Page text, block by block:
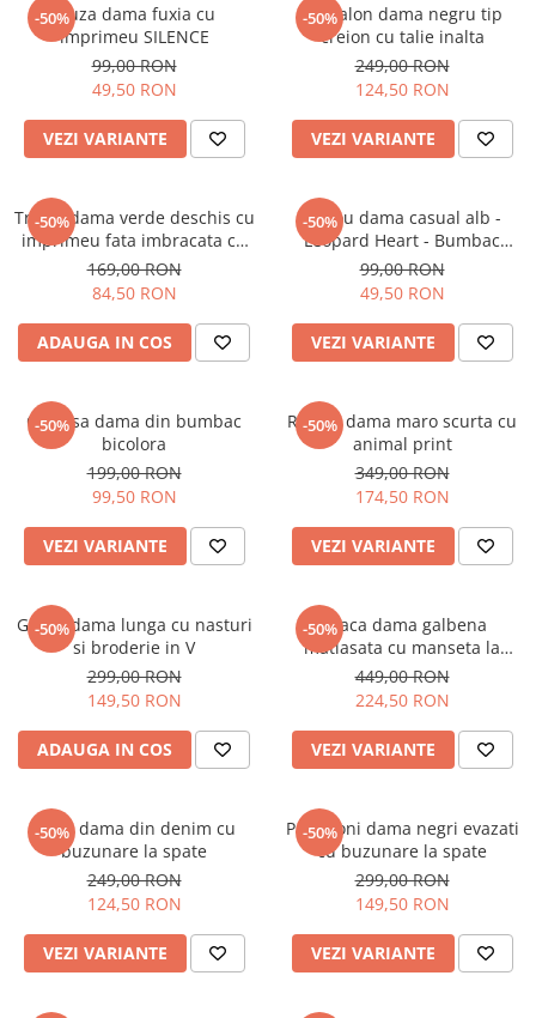
-50%Bluza dama fuxia cu
imprimeu SILENCE
99,00 RON
49,50 RON
VEZI VARIANTE
-50%
Pantalon dama negru tip
creion cu talie inalta
249,00 RON
124,50 RON
VEZI VARIANTE
-50%
Tricou dama verde deschis cu
imprimeu fata imbracata cu
alb si inghetata in mana
169,00 RON
84,50 RON
ADAUGA IN COS
-50%
Tricou dama casual alb -
Leopard Heart - Bumbac
Organic
99,00 RON
49,50 RON
VEZI VARIANTE
-50%
Camasa dama din bumbac
bicolora
199,00 RON
99,50 RON
VEZI VARIANTE
-50%
Rochie dama maro scurta cu
animal print
349,00 RON
174,50 RON
VEZI VARIANTE
-50%
Geaca dama lunga cu nasturi
si broderie in V
299,00 RON
149,50 RON
ADAUGA IN COS
-50%Geaca dama galbena
matlasata cu manseta la
maneca si elastic in talie
449,00 RON
224,50 RON
VEZI VARIANTE
-50%
Blugi dama din denim cu
buzunare la spate
249,00 RON
124,50 RON
VEZI VARIANTE
-50%
Pantaloni dama negri evazati
cu buzunare la spate
299,00 RON
149,50 RON
VEZI VARIANTE